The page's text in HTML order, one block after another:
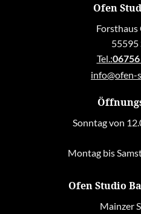
Ofen
55595
Tel.:
info@ofen-
Sonntag von
Montag bis
Ofen Studio
Mainzer